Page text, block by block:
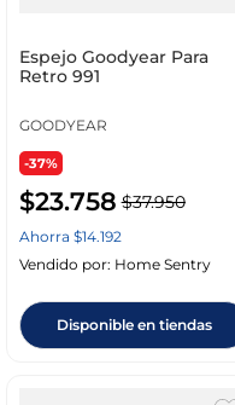
Espejo Goodyear Para
Retro 991
GOODYEAR
-37%
$23.758 $37.950
Ahorra $14.192
Vendido por: Home Sentry
Disponible en tiendas